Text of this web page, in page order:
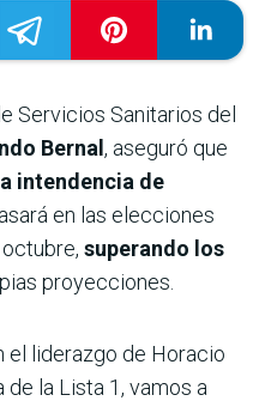
Servicios Sanitarios del
Bernal, aseguró que
intendencia de
en las elecciones
superando los
proyecciones.
el liderazgo de Horacio
la Lista 1, vamos a